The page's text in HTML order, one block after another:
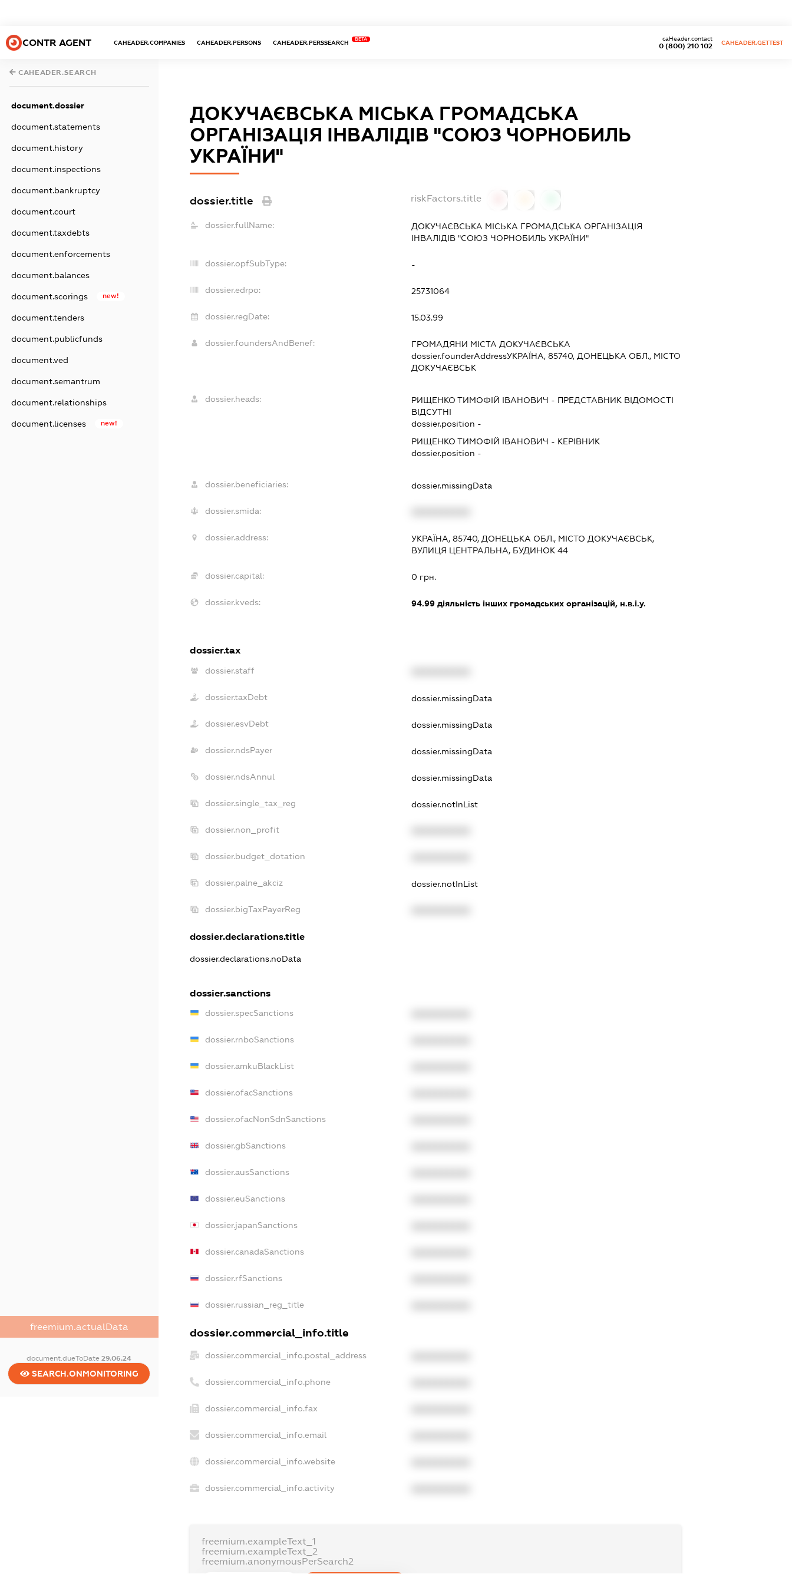
CONTR AGENT CAHEADER.COMPANIES CAHEADER.PERSONS CAHEADER.PERSSEARCH
BETA
0 (800) 210 102
caHeader.contact
CAHEADER.GETTEST
CAHEADER.SEARCH
document.dossier
document.statements
document.history
document.inspections
document.bankruptcy
document.court
document.taxdebts
document.enforcements
document.balances
document.scorings new!
document.tenders
document.publicfunds
document.ved
document.semantrum
document.relationships
document.licenses new!
freemium.actualData
document.dueToDate29.06.24
SEARCH.ONMONITORING
ДОКУЧАЄВСЬКА МІСЬКА ГРОМАДСЬКА
ОРГАНІЗАЦІЯ ІНВАЛІДІВ "СОЮЗ ЧОРНОБИЛЬ
УКРАЇНИ"
dossier.title riskFactors.title
dossier.fullName:
ДОКУЧАЄВСЬКА МІСЬКА ГРОМАДСЬКА ОРГАНІЗАЦІЯ
ІНВАЛІДІВ "СОЮЗ ЧОРНОБИЛЬ УКРАЇНИ"
dossier.opfSubType: -
dossier.edrpo: 25731064
dossier.regDate: 15.03.99
dossier.foundersAndBenef:
ГРОМАДЯНИ МІСТА ДОКУЧАЄВСЬКА
dossier.founderAddressУКРАЇНА, 85740, ДОНЕЦЬКА ОБЛ., МІСТО
ДОКУЧАЄВСЬК
dossier.heads: РИЩЕНКО ТИМОФІЙ ІВАНОВИЧ - ПРЕДСТАВНИКВІДОМОСТІ
ВІДСУТНІ
dossier.position -
РИЩЕНКО ТИМОФІЙ ІВАНОВИЧ - КЕРІВНИК
dossier.position -
dossier.beneficiaries: dossier.missingData
dossier.smida:
dossier.address:
УКРАЇНА, 85740, ДОНЕЦЬКА ОБЛ., МІСТО ДОКУЧАЄВСЬК,
ВУЛИЦЯ ЦЕНТРАЛЬНА, БУДИНОК 44
dossier.capital: 0 грн.
dossier.kveds: 94.99діяльність інших громадських організацій, н.в.і.у.
dossier.tax
dossier.staff
dossier.taxDebt dossier.missingData
dossier.esvDebt dossier.missingData
dossier.ndsPayer dossier.missingData
dossier.ndsAnnul dossier.missingData
dossier.single_tax_reg dossier.notInList
dossier.non_profit
dossier.budget_dotation
dossier.palne_akciz dossier.notInList
dossier.bigTaxPayerReg
dossier.declarations.title
dossier.declarations.noData
dossier.sanctions
dossier.specSanctions
dossier.rnboSanctions
dossier.amkuBlackList
dossier.ofacSanctions
dossier.ofacNonSdnSanctions
dossier.gbSanctions
dossier.ausSanctions
dossier.euSanctions
dossier.japanSanctions
dossier.canadaSanctions
dossier.rfSanctions
dossier.russian_reg_title
dossier.commercial_info.title
dossier.commercial_info.postal_address
dossier.commercial_info.phone
dossier.commercial_info.fax
dossier.commercial_info.email
dossier.commercial_info.website
dossier.commercial_info.activity
freemium.exampleText_1
freemium.exampleText_2
freemium.anonymousPerSearch2